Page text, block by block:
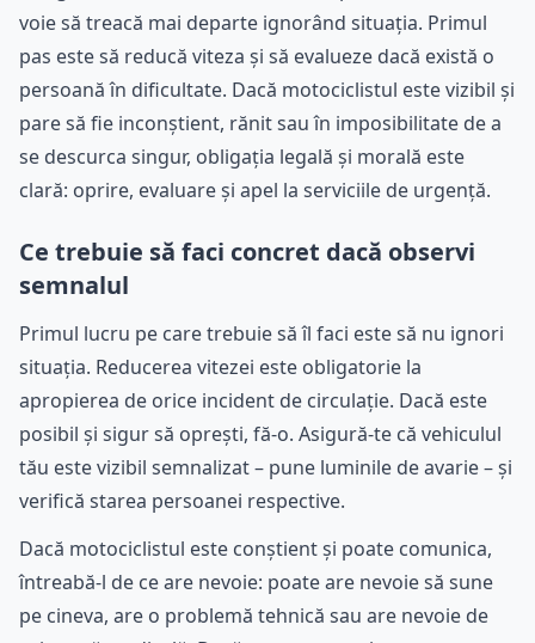
voie să treacă mai departe ignorând situația. Primul
pas este să reducă viteza și să evalueze dacă există o
persoană în dificultate. Dacă motociclistul este vizibil și
pare să fie inconștient, rănit sau în imposibilitate de a
se descurca singur, obligația legală și morală este
clară: oprire, evaluare și apel la serviciile de urgență.
Ce trebuie să faci concret dacă observi
semnalul
Primul lucru pe care trebuie să îl faci este să nu ignori
situația. Reducerea vitezei este obligatorie la
apropierea de orice incident de circulație. Dacă este
posibil și sigur să oprești, fă-o. Asigură-te că vehiculul
tău este vizibil semnalizat – pune luminile de avarie – și
verifică starea persoanei respective.
Dacă motociclistul este conștient și poate comunica,
întreabă-l de ce are nevoie: poate are nevoie să sune
pe cineva, are o problemă tehnică sau are nevoie de